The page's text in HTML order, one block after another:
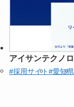
アイサンテクノ
#採用サイト#愛知県